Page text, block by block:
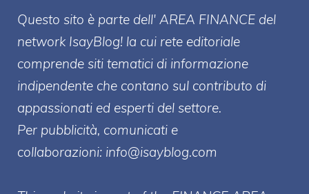
Questo sito è parte dell' AREA FINANCE del
network IsayBlog! la cui rete editoriale
comprende siti tematici di informazione
indipendente che contano sul contributo di
appassionati ed esperti del settore.
Per pubblicità, comunicati e
collaborazioni: info@isayblog.com